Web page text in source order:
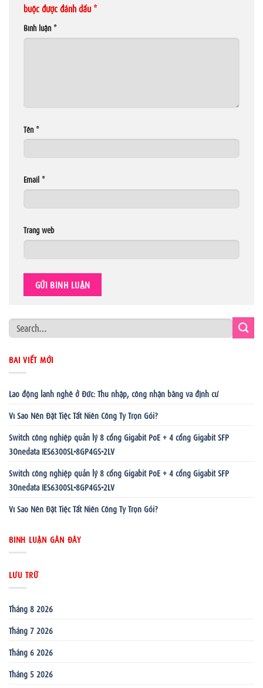
buộc được đánh dấu *
Bình luận *
Tên *
Email *
Trang web
BÀI VIẾT MỚI
Lao động lành nghề ở Đức: Thu nhập, công nhận bằng và định cư
Vì Sao Nên Đặt Tiệc Tất Niên Công Ty Trọn Gói?
Switch công nghiệp quản lý 8 cổng Gigabit PoE + 4 cổng Gigabit SFP
3Onedata IES6300SL-8GP4GS-2LV
Switch công nghiệp quản lý 8 cổng Gigabit PoE + 4 cổng Gigabit SFP
3Onedata IES6300SL-8GP4GS-2LV
Vì Sao Nên Đặt Tiệc Tất Niên Công Ty Trọn Gói?
BÌNH LUẬN GẦN ĐÂY
LƯU TRỮ
Tháng 8 2026
Tháng 7 2026
Tháng 6 2026
Tháng 5 2026